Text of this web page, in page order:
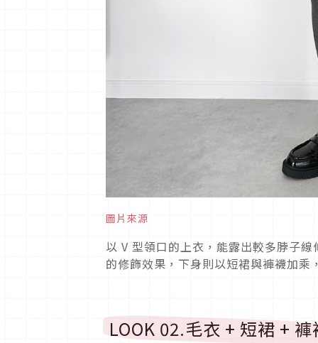
圖片來源
以 V 型領口的上衣，能露出較多脖子
的修飾效果，下身則以短裙與褲襪加乘
LOOK 02.毛衣 + 短裙+褲